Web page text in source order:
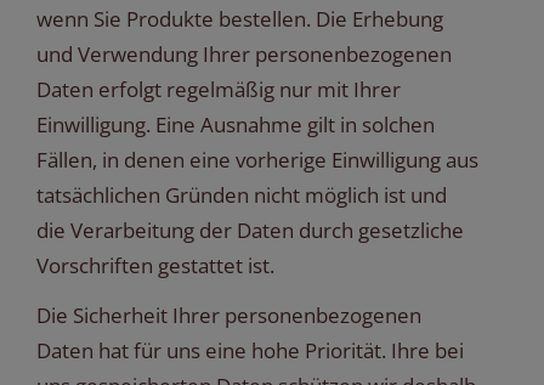
wenn Sie Produkte bestellen. Die Erhebung
und Verwendung Ihrer personenbezogenen
Daten erfolgt regelmäßig nur mit Ihrer
Einwilligung. Eine Ausnahme gilt in solchen
Fällen, in denen eine vorherige Einwilligung aus
tatsächlichen Gründen nicht möglich ist und
die Verarbeitung der Daten durch gesetzliche
Vorschriften gestattet ist.
Die Sicherheit Ihrer personenbezogenen
Daten hat für uns eine hohe Priorität. Ihre bei